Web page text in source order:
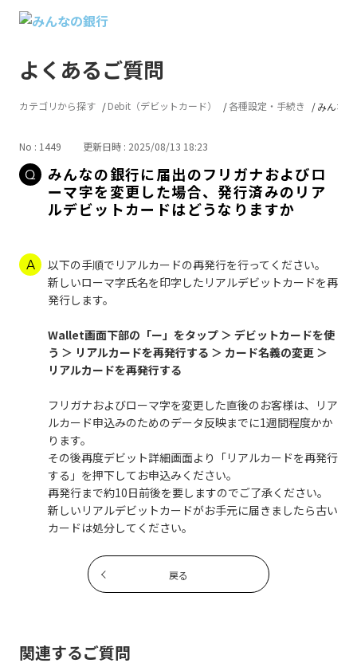
よくあるご質問
カテゴリから探す Debit（デビットカード） 各種設定・手続き みんな
No : 1449 更新日時 : 2025/08/13 18:23
みんなの銀行に届出のフリガナおよびロ
ーマ字を変更した場合、発行済みのリア
ルデビットカードはどうなりますか
以下の手順でリアルカードの再発行を行ってください。
新しいローマ字氏名を印字したリアルデビットカードを再
発行します。
Wallet画面下部の「ー」をタップ ＞ デビットカードを使
う ＞ リアルカードを再発行する ＞ カード名義の変更 ＞
リアルカードを再発行する
フリガナおよびローマ字を変更した直後のお客様は、リア
ルカード申込みのためのデータ反映までに1週間程度かか
ります。
その後再度デビット詳細画面より「リアルカードを再発行
する」を押下してお申込みください。
再発行まで約10日前後を要しますのでご了承ください。
新しいリアルデビットカードがお手元に届きましたら古い
カードは処分してください。
戻る
関連するご質問